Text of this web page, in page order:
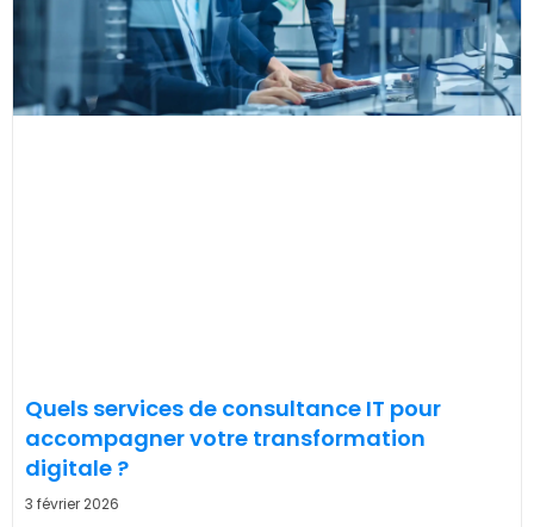
Quels services de consultance IT pour
accompagner votre transformation
digitale ?
3 février 2026